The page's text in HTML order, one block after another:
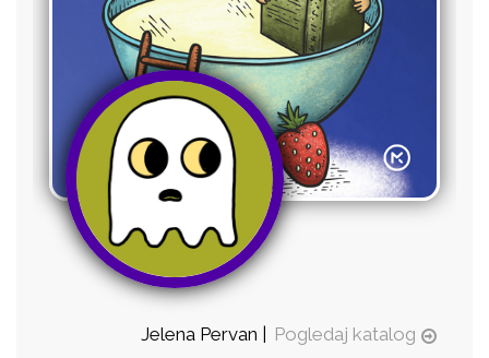
Jelena Pervan | Pogledaj katalog